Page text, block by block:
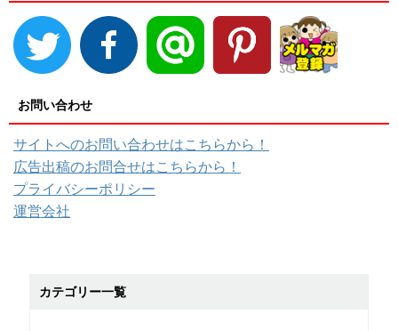
お問い合わせ
サイトへのお問い合わせはこちらから！
広告出稿のお問合せはこちらから！
プライバシーポリシー
運営会社
カテゴリー一覧